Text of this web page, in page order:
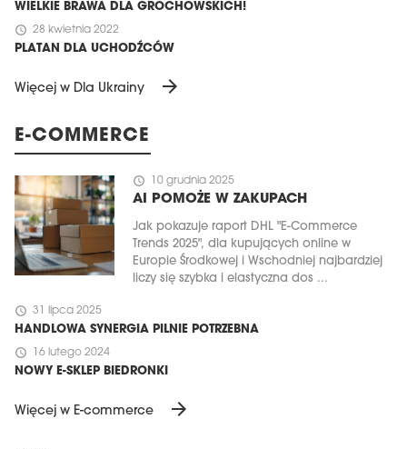
WIELKIE BRAWA DLA GROCHOWSKICH!
schedule 28 kwietnia 2022
PLATAN DLA UCHODŹCÓW
Więcej w Dla Ukrainy arrow_forward
E-COMMERCE
schedule 10 grudnia 2025
AI POMOŻE W ZAKUPACH
Jak pokazuje raport DHL "E-Commerce
Trends 2025", dla kupujących online w
Europie Środkowej i Wschodniej najbardziej
liczy się szybka i elastyczna dos ...
schedule 31 lipca 2025
HANDLOWA SYNERGIA PILNIE POTRZEBNA
schedule 16 lutego 2024
NOWY E-SKLEP BIEDRONKI
Więcej w E-commerce arrow_forward